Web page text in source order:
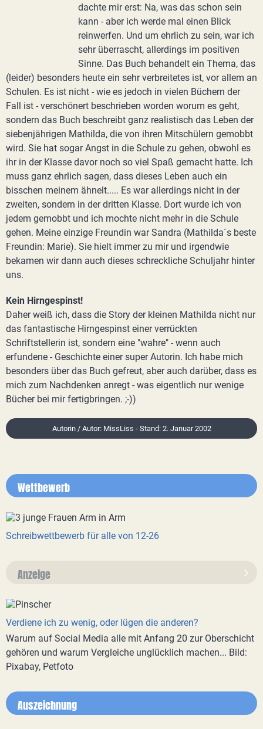
dachte mir erst: Na, was das schon sein
kann - aber ich werde mal einen Blick
reinwerfen. Und um ehrlich zu sein, war ich
sehr überrascht, allerdings im positiven
Sinne. Das Buch behandelt ein Thema, das
(leider) besonders heute ein sehr verbreitetes ist, vor allem an
Schulen. Es ist nicht - wie es jedoch in vielen Büchern der
Fall ist - verschönert beschrieben worden worum es geht,
sondern das Buch beschreibt ganz realistisch das Leben der
siebenjährigen Mathilda, die von ihren Mitschülern gemobbt
wird. Sie hat sogar Angst in die Schule zu gehen, obwohl es
ihr in der Klasse davor noch so viel Spaß gemacht hatte. Ich
muss ganz ehrlich sagen, dass dieses Leben auch ein
bisschen meinem ähnelt..... Es war allerdings nicht in der
zweiten, sondern in der dritten Klasse. Dort wurde ich von
jedem gemobbt und ich mochte nicht mehr in die Schule
gehen. Meine einzige Freundin war Sandra (Mathilda´s beste
Freundin: Marie). Sie hielt immer zu mir und irgendwie
bekamen wir dann auch dieses schreckliche Schuljahr hinter
uns.
Kein Hirngespinst!
Daher weiß ich, dass die Story der kleinen Mathilda nicht nur
das fantastische Hirngespinst einer verrückten
Schriftstellerin ist, sondern eine "wahre" - wenn auch
erfundene - Geschichte einer super Autorin. Ich habe mich
besonders über das Buch gefreut, aber auch darüber, dass es
mich zum Nachdenken anregt - was eigentlich nur wenige
Bücher bei mir fertigbringen. ;-))
Autorin / Autor: MissLiss - Stand: 2. Januar 2002
Wettbewerb
Schreibwettbewerb für alle von 12-26
Anzeige
Verdiene ich zu wenig, oder lügen die anderen?
Warum auf Social Media alle mit Anfang 20 zur Oberschicht
gehören und warum Vergleiche unglücklich machen... Bild:
Pixabay, Petfoto
Auszeichnung